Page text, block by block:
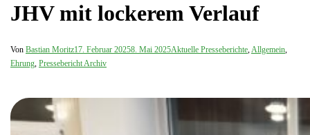
JHV mit lockerem Verlauf
Von Bastian Moritz17. Februar 20258. Mai 2025Aktuelle Presseberichte,Allgemein,
Ehrung, Pressebericht Archiv